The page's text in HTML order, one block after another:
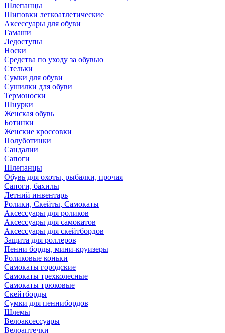
Шлепанцы
Шиповки легкоатлетические
Аксессуары для обуви
Гамаши
Ледоступы
Носки
Средства по уходу за обувью
Стельки
Сумки для обуви
Сушилки для обуви
Термоноски
Шнурки
Женская обувь
Ботинки
Женские кроссовки
Полуботинки
Сандалии
Сапоги
Шлепанцы
Обувь для охоты, рыбалки, прочая
Сапоги, бахилы
Летний инвентарь
Ролики, Скейты, Самокаты
Аксессуары для роликов
Аксессуары для самокатов
Аксессуары для скейтбордов
Защита для роллеров
Пенни борды, мини-круизеры
Роликовые коньки
Самокаты городские
Самокаты трехколесные
Самокаты трюковые
Скейтборды
Сумки для пеннибордов
Шлемы
Велоаксессуары
Велоаптечки